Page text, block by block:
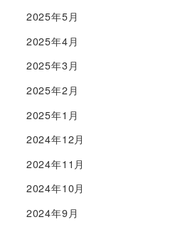
2025年5月
2025年4月
2025年3月
2025年2月
2025年1月
2024年12月
2024年11月
2024年10月
2024年9月